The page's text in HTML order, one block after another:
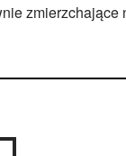
zmierzchające